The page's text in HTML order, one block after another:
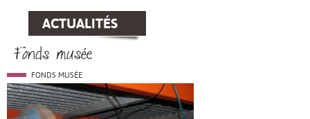
ACTUALITÉS
Fonds musée
Catégorie
principale
FONDS MUSÉE
Visuel
actualités